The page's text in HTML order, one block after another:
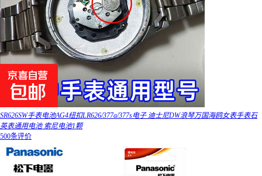
SR626SW手表电池AG4纽扣LR626/377a/377s电子 迪士尼DW浪琴万国海鸥女表手表石
英表通用电池 索尼电池1颗
500条评价